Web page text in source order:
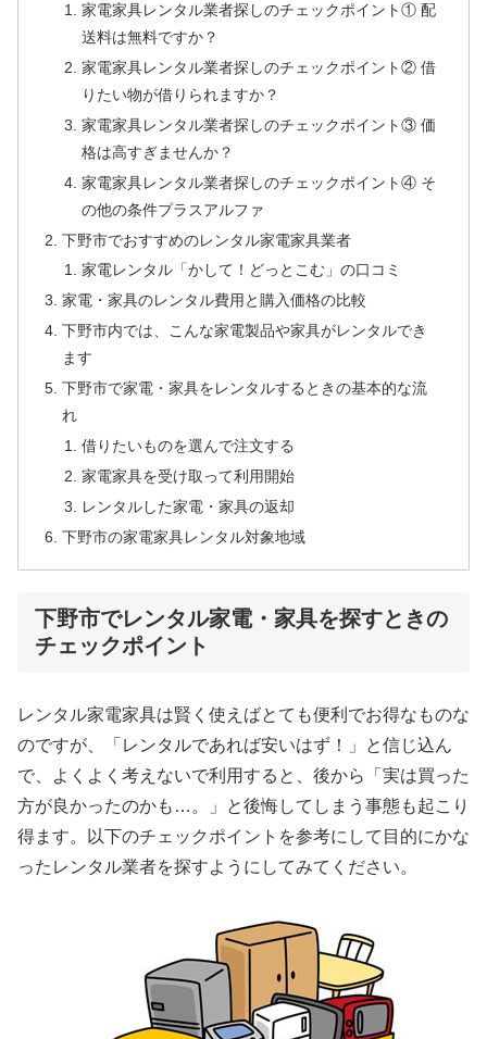
家電家具レンタル業者探しのチェックポイント① 配
送料は無料ですか？
家電家具レンタル業者探しのチェックポイント② 借
りたい物が借りられますか？
家電家具レンタル業者探しのチェックポイント③ 価
格は高すぎませんか？
家電家具レンタル業者探しのチェックポイント④ そ
の他の条件プラスアルファ
下野市でおすすめのレンタル家電家具業者
家電レンタル「かして！どっとこむ」の口コミ
家電・家具のレンタル費用と購入価格の比較
下野市内では、こんな家電製品や家具がレンタルでき
ます
下野市で家電・家具をレンタルするときの基本的な流
れ
借りたいものを選んで注文する
家電家具を受け取って利用開始
レンタルした家電・家具の返却
下野市の家電家具レンタル対象地域
下野市でレンタル家電・家具を探すときの
チェックポイント
レンタル家電家具は賢く使えばとても便利でお得なものな
のですが、「レンタルであれば安いはず！」と信じ込ん
で、よくよく考えないで利用すると、後から「実は買った
方が良かったのかも…。」と後悔してしまう事態も起こり
得ます。以下のチェックポイントを参考にして目的にかな
ったレンタル業者を探すようにしてみてください。